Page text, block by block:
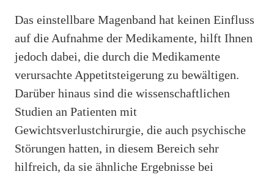
Das einstellbare Magenband hat keinen Einfluss
auf die Aufnahme der Medikamente, hilft Ihnen
jedoch dabei, die durch die Medikamente
verursachte Appetitsteigerung zu bewältigen.
Darüber hinaus sind die wissenschaftlichen
Studien an Patienten mit
Gewichtsverlustchirurgie, die auch psychische
Störungen hatten, in diesem Bereich sehr
hilfreich, da sie ähnliche Ergebnisse bei